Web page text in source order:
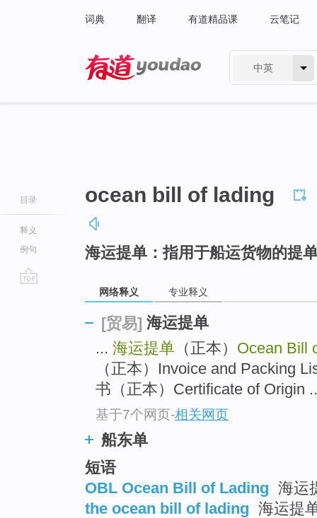
词典 翻译 有道精品课 云笔记
中英
目录
释义
例句
ocean bill of lading
海运提单：指用于船运货物的提
网络释义 专业释义
[贸易] 海运提单
... 海运提单 （正本） Ocean Bill
（正本）Invoice and Packing
书（正本）Certificate of Origin
基于7个网页-相关网页
船东单
短语
OBL Ocean Bill of Lading 海运
the ocean bill of lading 海运提